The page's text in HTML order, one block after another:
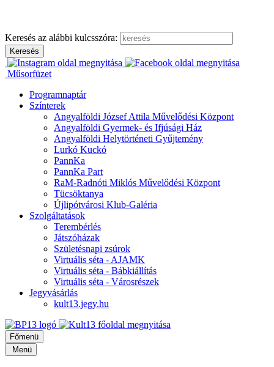
tartalomhoz
Keresés az alábbi kulcsszóra:
Műsorfüzet
Programnaptár
Színterek
Angyalföldi József Attila Művelődési Központ
Angyalföldi Gyermek- és Ifjúsági Ház
Angyalföldi Helytörténeti Gyűjtemény
Lurkó Kuckó
PannKa
PannKa Part
RaM-Radnóti Miklós Művelődési Központ
Tücsöktanya
Újlipótvárosi Klub-Galéria
Szolgáltatások
Terembérlés
Játszóházak
Születésnapi zsúrok
Virtuális séta - AJAMK
Virtuális séta - Bábkiállítás
Virtuális séta - Városrészek
Jegyvásárlás
kult13.jegy.hu
Főmenü
Menü